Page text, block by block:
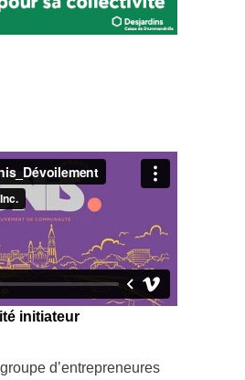
initiateur
d’entrepreneures